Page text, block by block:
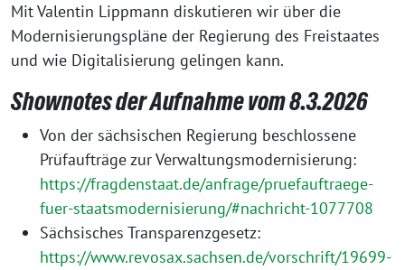
Mit Valentin Lippmann diskutieren wir über die
Modernisierungspläne der Regierung des Freistaates
und wie Digitalisierung gelingen kann.
Shownotes der Aufnahme vom 8.3.2026
Von der sächsischen Regierung beschlossene
Prüfaufträge zur Verwaltungsmodernisierung:
https://fragdenstaat.de/anfrage/pruefauftraege-
fuer-staatsmodernisierung/#nachricht-1077708
Sächsisches Transparenzgesetz:
https://www.revosax.sachsen.de/vorschrift/19699-